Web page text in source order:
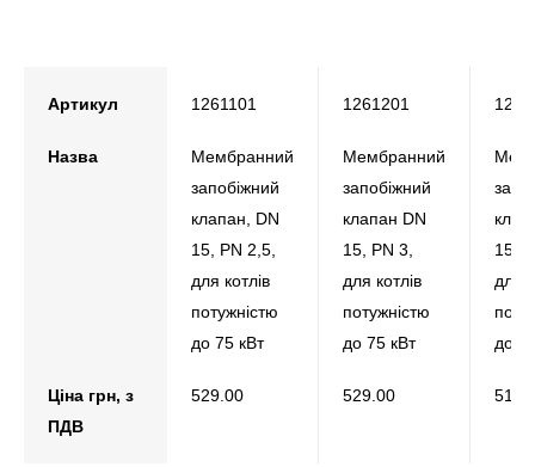
Артикул 1261101 1261201
Назва
Мембранний
запобіжний
клапан, DN
15, РN 2,5,
для котлів
потужністю
до 75 кВт
Мембранний
запобіжний
клапан DN
15, РN 3,
для котлів
потужністю
до 75 кВт
15,
для
до
Ціна грн, з
ПДВ
529.00 529.00